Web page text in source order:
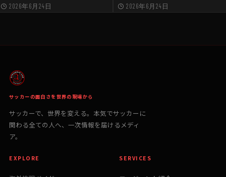
2026年6月24日 2026年6月24日
サッカーの面白さを世界の現場から
サッカーで、世界を変える。本気でサッカーに
関わる全ての人へ、一次情報を届けるメディ
ア。
EXPLORE SERVICES